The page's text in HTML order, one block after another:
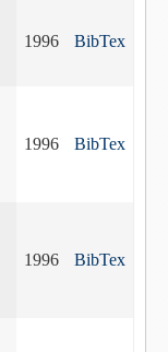
1996 BibTex
1996 BibTex
1996 BibTex